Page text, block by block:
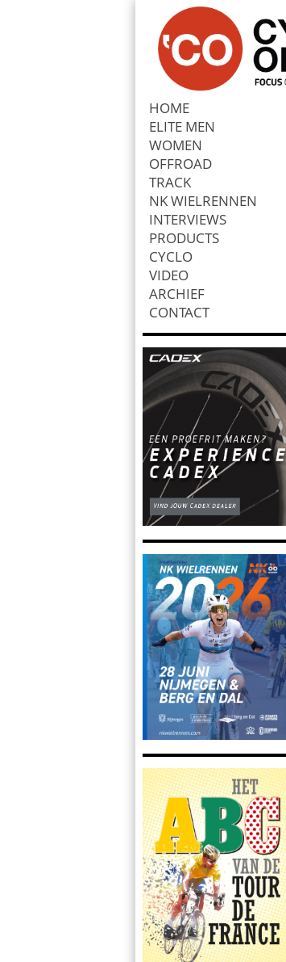
HOME
ELITE MEN
WOMEN
OFFROAD
TRACK
NK WIELRENNEN
INTERVIEWS
PRODUCTS
CYCLO
VIDEO
ARCHIEF
CONTACT
Zoek